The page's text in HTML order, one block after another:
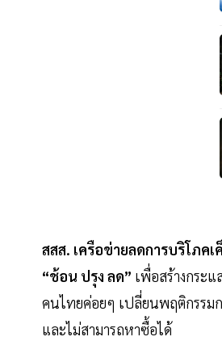
สสส. เครือข่ายลดการบริโภค
“ช้อน ปรุง ลด” เพื่อสร้างกระ
คนไทยค่อยๆ เปลี่ยนพฤติกรรม
และไม่สามารถหาซื้อได้